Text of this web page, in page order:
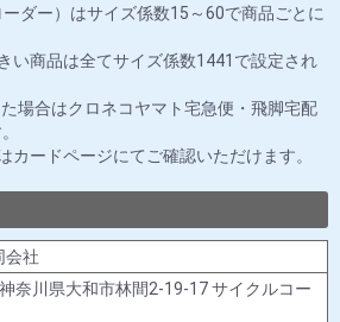
ダー）はサイズ係数15～60で商品ごとに
い商品は全てサイズ係数1441で設定され
場合はクロネコヤマト宅急便・飛脚宅配
カードページにてご確認いただけます。
会社
奈川県大和市林間2-19-17 サイクルコー